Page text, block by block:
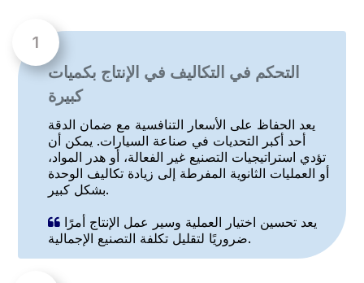
التحكم في التكاليف في الإنتاج بكميات
كبيرة
يعد الحفاظ على الأسعار التنافسية مع ضمان الدقة
أحد أكبر التحديات في صناعة السيارات. يمكن أن
تؤدي استراتيجيات التصنيع غير الفعالة، أو هدر المواد،
أو العمليات الثانوية المفرطة إلى زيادة تكاليف الوحدة
بشكل كبير.
 يعد تحسين اختيار العملية وسير عمل الإنتاج أمرًا
ضروريًا لتقليل تكلفة التصنيع الإجمالية.